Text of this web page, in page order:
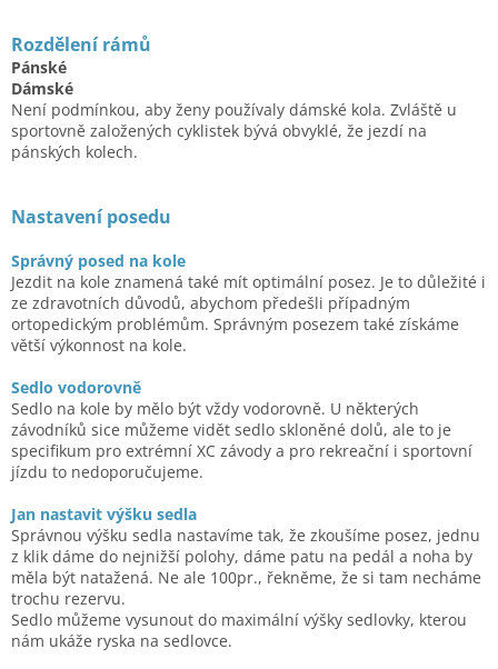
Rozdělení rámů
Pánské
Dámské
Není podmínkou, aby ženy používaly dámské kola. Zvláště u
sportovně založených cyklistek bývá obvyklé, že jezdí na
pánských kolech.
Nastavení posedu
Správný posed na kole
Jezdit na kole znamená také mít optimální posez. Je to důležité i
ze zdravotních důvodů, abychom předešli případným
ortopedickým problémům. Správným posezem také získáme
větší výkonnost na kole.
Sedlo vodorovně
Sedlo na kole by mělo být vždy vodorovně. U některých
závodníků sice můžeme vidět sedlo skloněné dolů, ale to je
specifikum pro extrémní XC závody a pro rekreační i sportovní
jízdu to nedoporučujeme.
Jan nastavit výšku sedla
Správnou výšku sedla nastavíme tak, že zkoušíme posez, jednu
z klik dáme do nejnižší polohy, dáme patu na pedál a noha by
měla být natažená. Ne ale 100pr., řekněme, že si tam necháme
trochu rezervu.
Sedlo můžeme vysunout do maximální výšky sedlovky, kterou
nám ukáže ryska na sedlovce.